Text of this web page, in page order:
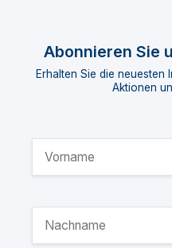
Abonnieren Sie
Erhalten Sie die
Aktionen